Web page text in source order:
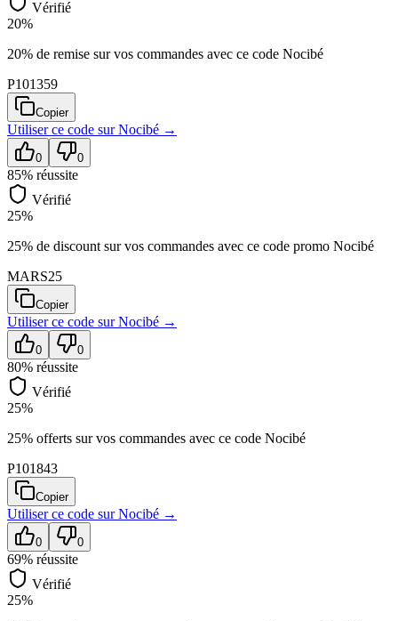
Vérifié
20%
20% de remise sur vos commandes avec ce code Nocibé
P101359
Copier
Utiliser ce code surNocibé →
0 0
85% réussite
Vérifié
25%
25% de discount sur vos commandes avec ce code promo Nocibé
MARS25
Copier
Utiliser ce code surNocibé →
0 0
80% réussite
Vérifié
25%
25% offerts sur vos commandes avec ce code Nocibé
P101843
Copier
Utiliser ce code surNocibé →
0 0
69% réussite
Vérifié
25%